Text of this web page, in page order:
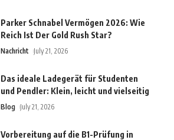
Parker Schnabel Vermögen 2026: Wie
Reich Ist Der Gold Rush Star?
Nachricht July 21, 2026
Das ideale Ladegerät für Studenten
und Pendler: Klein, leicht und vielseitig
Blog July 21, 2026
Vorbereitung auf die B1-Prüfung in